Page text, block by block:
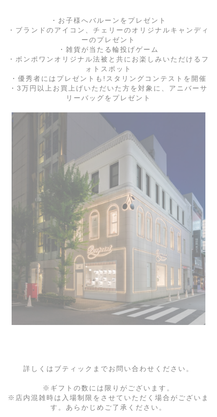
・お子様へバルーンをプレゼント
・ブランドのアイコン、チェリーのオリジナルキャンディ
ーのプレゼント
・雑貨が当たる輪投げゲーム
・ボンポワンオリジナル法被と共にお楽しみいただけるフ
ォトスポット
・優秀者にはプレゼントも!スタリングコンテストを開催
・3万円以上お買上げいただいた方を対象に、アニバーサ
リーバッグをプレゼント
詳しくはブティックまでお問い合わせください。
※ギフトの数には限りがございます。
※店内混雑時は入場制限をさせていただく場合がございま
す。あらかじめご了承ください。